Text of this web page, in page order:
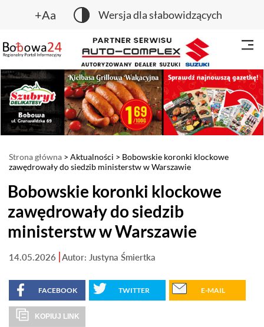
+Aa Wersja dla słabowidzących
Strona główna > Aktualności > Bobowskie koronki klockowe
zawędrowały do siedzib ministerstw w Warszawie
Bobowskie koronki klockowe
zawędrowały do siedzib
ministerstw w Warszawie
14.05.2026 Autor: Justyna Śmiertka
FACEBOOK TWITTER E-MAIL
KOPIUJ LINK